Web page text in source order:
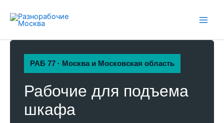
содержимому
РАБ 77 · Москва и Московская область
Рабочие для подъема
шкафа